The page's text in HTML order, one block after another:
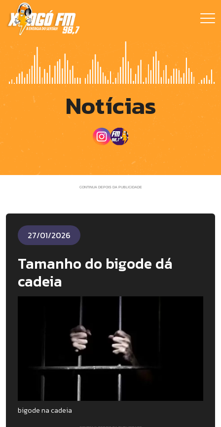
Notícias
27/01/2026
Tamanho do bigode dá
cadeia
bigode na cadeia